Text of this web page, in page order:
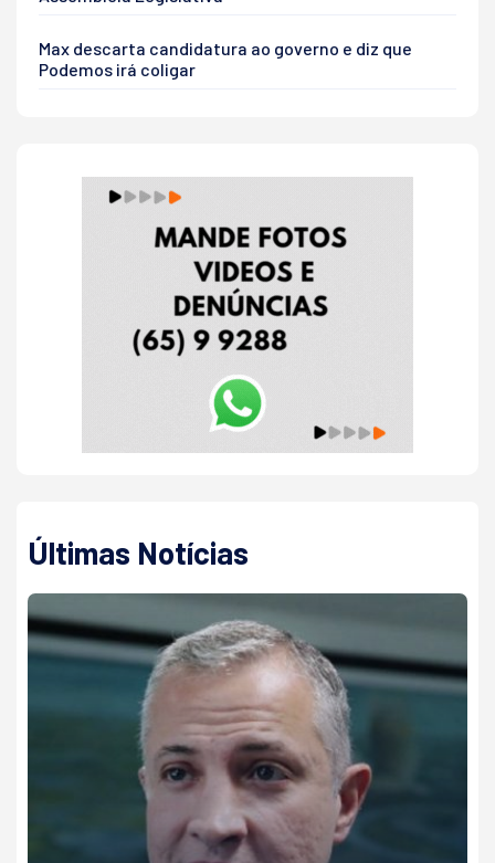
Max descarta candidatura ao governo e diz que
Podemos irá coligar
Últimas Notícias